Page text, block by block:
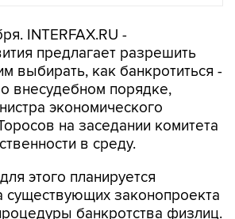
INTERFAX.RU -
предлагает разрешить
выбирать, как банкротиться -
внесудебном порядке,
экономического
на заседании комитета
в среду.
этого планируется
существующих законопроекта
банкротства физлиц.